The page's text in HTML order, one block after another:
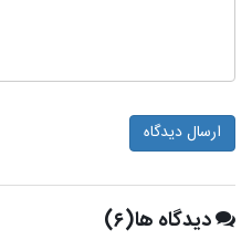
ارسال دیدگاه
دیدگاه ها(۶)